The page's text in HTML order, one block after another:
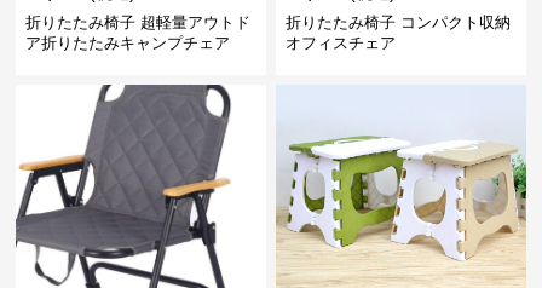
折りたたみ椅子 超軽量アウトド
ア折りたたみキャンプチェア
折りたたみ椅子 コンパクト収納
オフィスチェア